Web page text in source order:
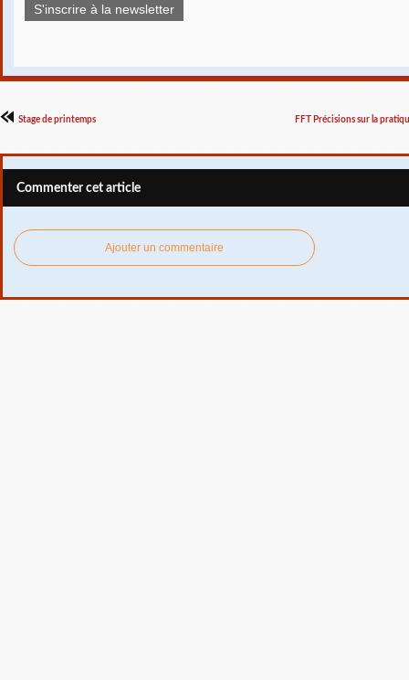
S'inscrire à la newsletter
Stage de printemps FFT Précisions sur la
Commenter cet article
Ajouter un commentaire